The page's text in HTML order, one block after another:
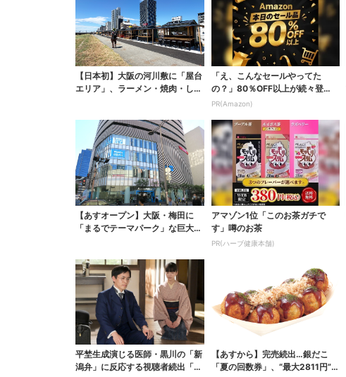
【日本初】大阪の河川敷に「屋台
エリア」、ラーメン・焼肉・しゃ
「え、こんなセールやってた
の？」80％OFF以上が続々登
場！Amazonの本気が...
PR(Amazon)
【あすオープン】大阪・梅田に
「まるでテーマパーク」な巨大ス
アマゾン1位「このお茶ガチで
す」噂のお茶
PR(ハーブ健康本舗)
平埜生成演じる医師・黒川の「新
潟弁」に反応する視聴者続出「グ
【あすから】完売続出…銀だこ
「夏の回数券」、“最大2811円”お